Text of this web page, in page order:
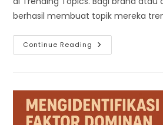
berhasil membuat topik mereka
Continue Reading Bagaimana
Cara
X